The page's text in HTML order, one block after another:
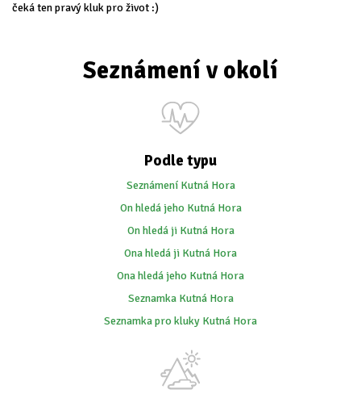
čeká ten pravý kluk pro život :)
Seznámení v okolí
Podle typu
Seznámení Kutná Hora
On hledá jeho Kutná Hora
On hledá ji Kutná Hora
Ona hledá ji Kutná Hora
Ona hledá jeho Kutná Hora
Seznamka Kutná Hora
Seznamka pro kluky Kutná Hora